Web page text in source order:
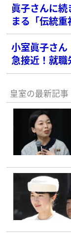
眞子さんに
まる「伝統
小室眞子さ
急接近！就
皇室の最新記事